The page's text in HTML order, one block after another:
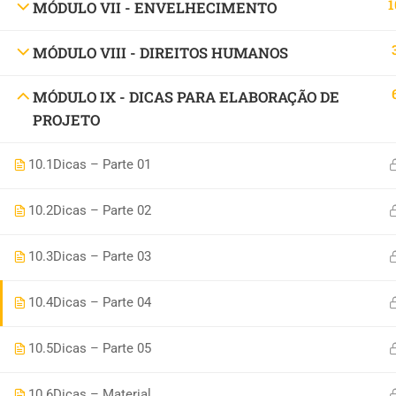
MÓDULO VII - ENVELHECIMENTO
MÓDULO VIII - DIREITOS HUMANOS
MÓDULO IX - DICAS PARA ELABORAÇÃO DE
PROJETO
10.1Dicas – Parte 01
10.2Dicas – Parte 02
10.3Dicas – Parte 03
10.4Dicas – Parte 04
10.5Dicas – Parte 05